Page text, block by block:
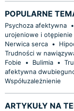
POPULARNE
Psychoza afektywna •
urojeniowe i otępienie
Nerwica serca •
Trudności w
Fobie
• Bulimia •
afektywna
Współuzależnienie
ARTYKUŁY NA